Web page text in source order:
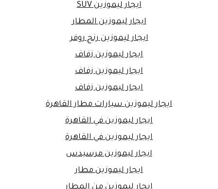
ايجار ليموزين SUV
ايجار ليموزين المطار
ايجار ليموزين رنج روفر
ايجار ليموزين زفاف
ايجار ليموزين زفاف
ايجار ليموزين زفاف
ايجار ليموزين سيارات مطار القاهرة
ايجار ليموزين في القاهرة
ايجار ليموزين في القاهرة
ايجار ليموزين مرسيدس
ايجار ليموزين مطار
ايجار ليموزين من المطار